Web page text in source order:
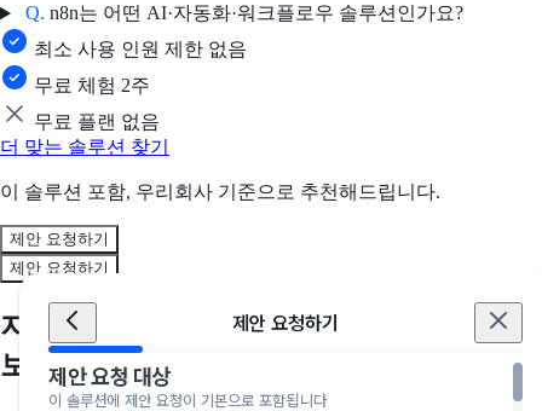
Q. n8n는 어떤 AI·자동화·워크플로우 솔루션인가요?
최소 사용 인원 제한 없음
무료 체험 2주
무료 플랜 없음
더 맞는 솔루션 찾기
이 솔루션 포함, 우리회사 기준으로 추천해드립니다.
제안 요청하기
제안 요청하기
제안 요청 대상
이 솔루션에 제안 요청이 기본으로 포함됩니다
제안 요청하기
지금, 우리 회사에 딱 맞는 솔루션을 만나
보세요